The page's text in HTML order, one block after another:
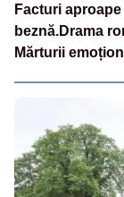
Facturi
beznă.Drama
Mărturii